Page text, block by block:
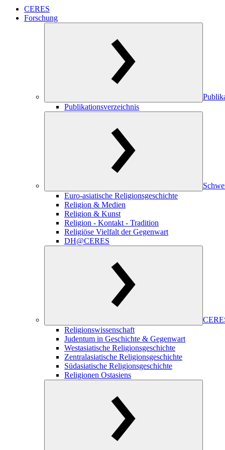
CERES
Forschung
Publikationsverzeichnis
Euro-asiatische Religionsgeschichte
Religion & Medien
Religion & Kunst
Religion - Kontakt - Tradition
Religiöse Vielfalt der Gegenwart
DH@CERES
Religionswissenschaft
Judentum in Geschichte & Gegenwart
Westasiatische Religionsgeschichte
Zentralasiatische Religionsgeschichte
Südasiatische Religionsgeschichte
Religionen Ostasiens